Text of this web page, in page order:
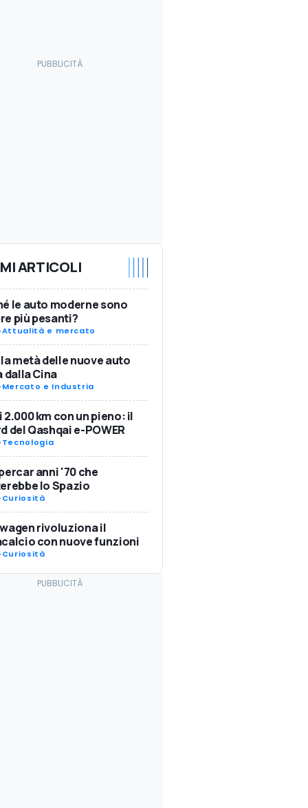
ARTICOLI
le auto moderne sono
più pesanti?
Attualità e mercato
metà delle nuove auto
dalla Cina
Mercato e Industria
2.000 km con un pieno: il
del Qashqai e-POWER
Tecnologia
anni '70 che
lo Spazio
Curiosità
rivoluziona il
con nuove funzioni
Curiosità